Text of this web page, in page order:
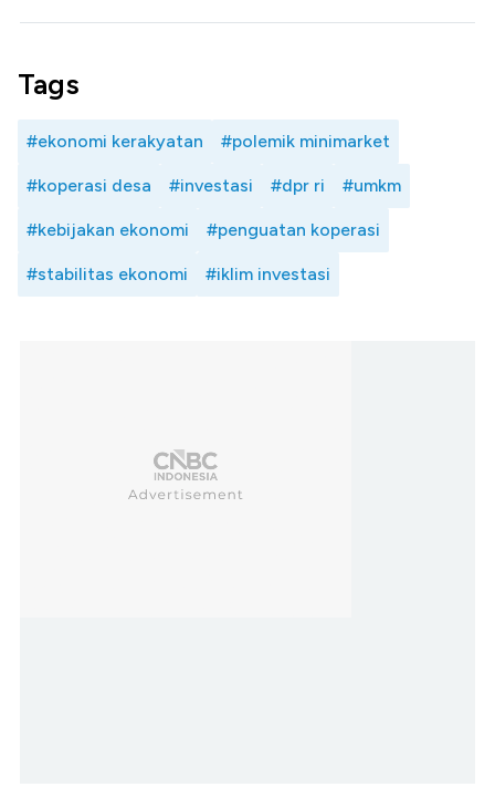
Tags
#ekonomi kerakyatan #polemik minimarket
#koperasi desa #investasi #dpr ri #umkm
#kebijakan ekonomi #penguatan koperasi
#stabilitas ekonomi #iklim investasi